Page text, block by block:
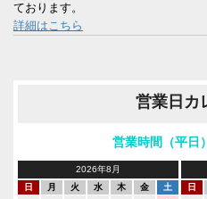
ております。
詳細はこちら
営業日カ
営業時間（平日
2026年8月
日
月 火 水 木 金
土
日